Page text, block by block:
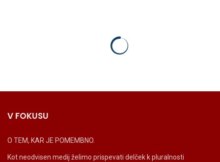
V FOKUSU
O TEM, KAR JE POMEMBNO.
Kot neodvisen medij želimo prispevati delček k pluralnosti